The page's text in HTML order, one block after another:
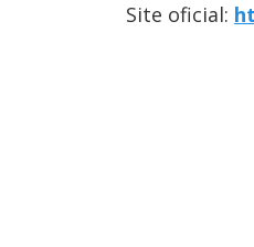
Site oficial: